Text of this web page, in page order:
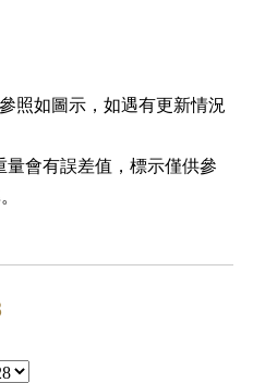
照如圖示，如遇有更新情況
量會有誤差值，標示僅供參